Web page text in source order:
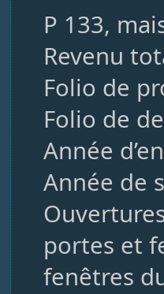
P 133,
Revenu
Folio de
Folio de
Année
Année de
portes et
fenêtres